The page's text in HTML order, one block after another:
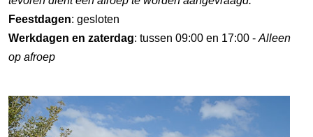
Feestdagen: gesloten
Werkdagen en zaterdag: tussen 09:00 en 17:00 - Alleen
op afroep